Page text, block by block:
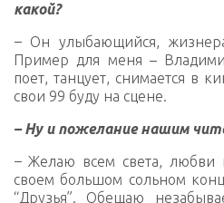
какой?
– Он улыбающийся,
Пример для меня –
поет, танцует, снимается в
свои 99 буду на сцене.
– Ну и пожелание нашим
– Желаю всем света, любви
своем большом сольном
“Друзья”. Обещаю